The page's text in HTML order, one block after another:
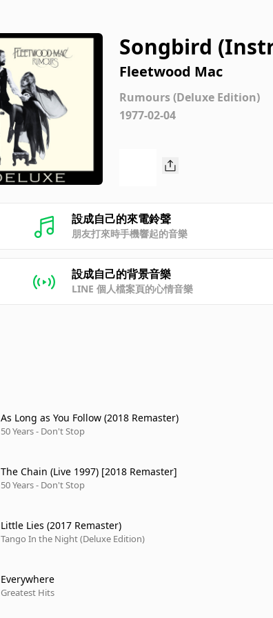
Songbird
Fleetwood Mac
Rumours (Deluxe Edition)
1977-02-04
設成自己的來電鈴聲
朋友打來時手機響起的音樂
設成自己的背景音樂
LINE 個人檔案頁的心情音樂
As Long as You Follow (2018 Remaster)
50 Years - Don't Stop
The Chain (Live 1997) [2018 Remaster]
50 Years - Don't Stop
Little Lies (2017 Remaster)
Tango In the Night (Deluxe Edition)
Everywhere
Greatest Hits